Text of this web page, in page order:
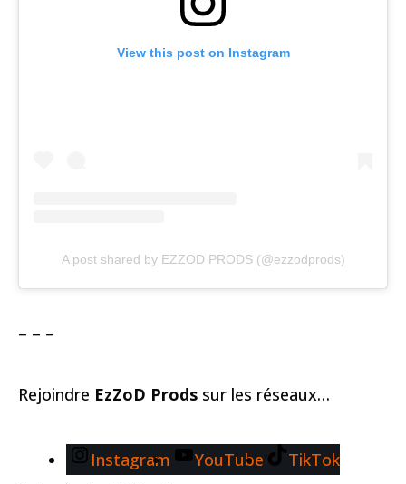
View this post on Instagram
A post shared by EZZOD PRODS (@ezzodprods)
– – –
Rejoindre EzZoD Prods sur les réseaux…
Instagram YouTube TikTok